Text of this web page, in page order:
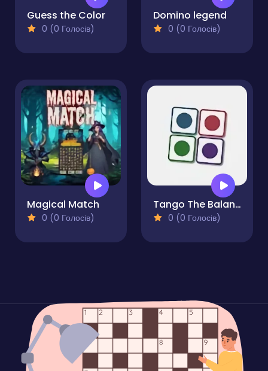
Guess the Color
0 (0 Голосів)
Domino legend
0 (0 Голосів)
Magical Match
0 (0 Голосів)
Tango The Balance Grid
0 (0 Голосів)